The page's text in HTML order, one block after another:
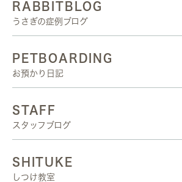
RABBITBLOG
うさぎの症例ブログ
PETBOARDING
お預かり日記
STAFF
スタッフブログ
SHITUKE
しつけ教室